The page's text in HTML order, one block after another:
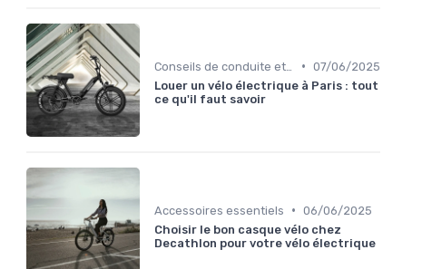
• 07/06/2025
Louer un vélo électrique à Paris : tout
ce qu'il faut savoir
Accessoires essentiels • 06/06/2025
Choisir le bon casque vélo chez
Decathlon pour votre vélo électrique